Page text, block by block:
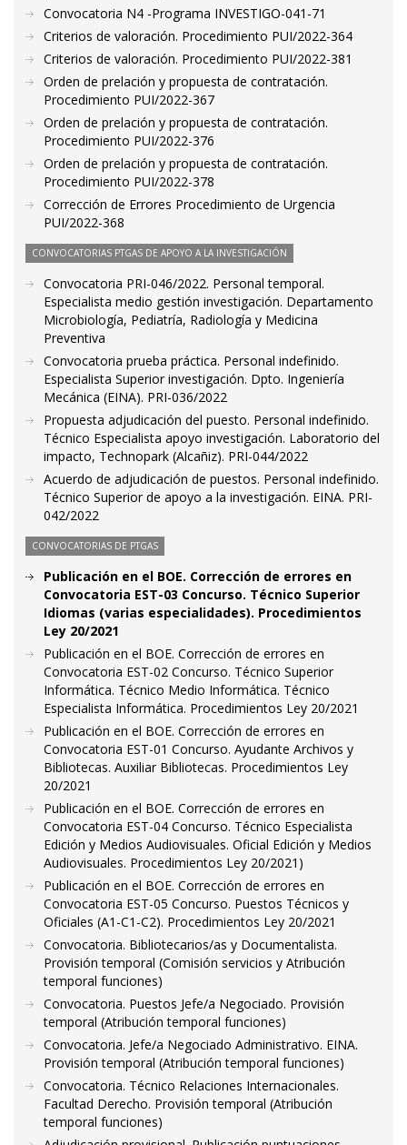
Convocatoria N4 -Programa INVESTIGO-041-71
Criterios de valoración. Procedimiento PUI/2022-364
Criterios de valoración. Procedimiento PUI/2022-381
Orden de prelación y propuesta de contratación.
Procedimiento PUI/2022-367
Orden de prelación y propuesta de contratación.
Procedimiento PUI/2022-376
Orden de prelación y propuesta de contratación.
Procedimiento PUI/2022-378
Corrección de Errores Procedimiento de Urgencia
PUI/2022-368
CONVOCATORIAS PTGAS DE APOYO A LA INVESTIGACIÓN
Convocatoria PRI-046/2022. Personal temporal.
Especialista medio gestión investigación. Departamento
Microbiología, Pediatría, Radiología y Medicina
Preventiva
Convocatoria prueba práctica. Personal indefinido.
Especialista Superior investigación. Dpto. Ingeniería
Mecánica (EINA). PRI-036/2022
Propuesta adjudicación del puesto. Personal indefinido.
Técnico Especialista apoyo investigación. Laboratorio del
impacto, Technopark (Alcañiz). PRI-044/2022
Acuerdo de adjudicación de puestos. Personal indefinido.
Técnico Superior de apoyo a la investigación. EINA. PRI-
042/2022
CONVOCATORIAS DE PTGAS
Publicación en el BOE. Corrección de errores en
Convocatoria EST-03 Concurso. Técnico Superior
Idiomas (varias especialidades). Procedimientos
Ley 20/2021
Publicación en el BOE. Corrección de errores en
Convocatoria EST-02 Concurso. Técnico Superior
Informática. Técnico Medio Informática. Técnico
Especialista Informática. Procedimientos Ley 20/2021
Publicación en el BOE. Corrección de errores en
Convocatoria EST-01 Concurso. Ayudante Archivos y
Bibliotecas. Auxiliar Bibliotecas. Procedimientos Ley
20/2021
Publicación en el BOE. Corrección de errores en
Convocatoria EST-04 Concurso. Técnico Especialista
Edición y Medios Audiovisuales. Oficial Edición y Medios
Audiovisuales. Procedimientos Ley 20/2021)
Publicación en el BOE. Corrección de errores en
Convocatoria EST-05 Concurso. Puestos Técnicos y
Oficiales (A1-C1-C2). Procedimientos Ley 20/2021
Convocatoria. Bibliotecarios/as y Documentalista.
Provisión temporal (Comisión servicios y Atribución
temporal funciones)
Convocatoria. Puestos Jefe/a Negociado. Provisión
temporal (Atribución temporal funciones)
Convocatoria. Jefe/a Negociado Administrativo. EINA.
Provisión temporal (Atribución temporal funciones)
Convocatoria. Técnico Relaciones Internacionales.
Facultad Derecho. Provisión temporal (Atribución
temporal funciones)